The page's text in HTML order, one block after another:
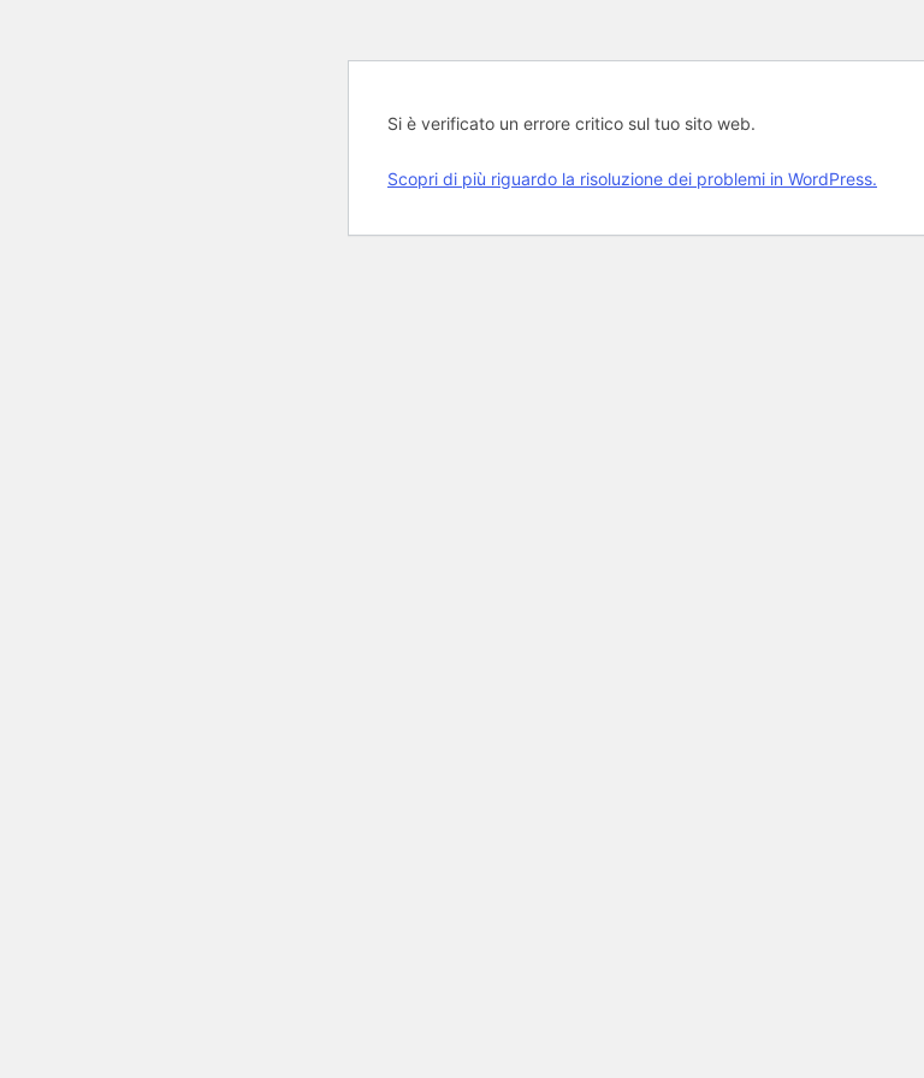
Si è verificato un errore critico sul tuo sito web.
Scopri di più riguardo la risoluzione dei problemi in WordPress.